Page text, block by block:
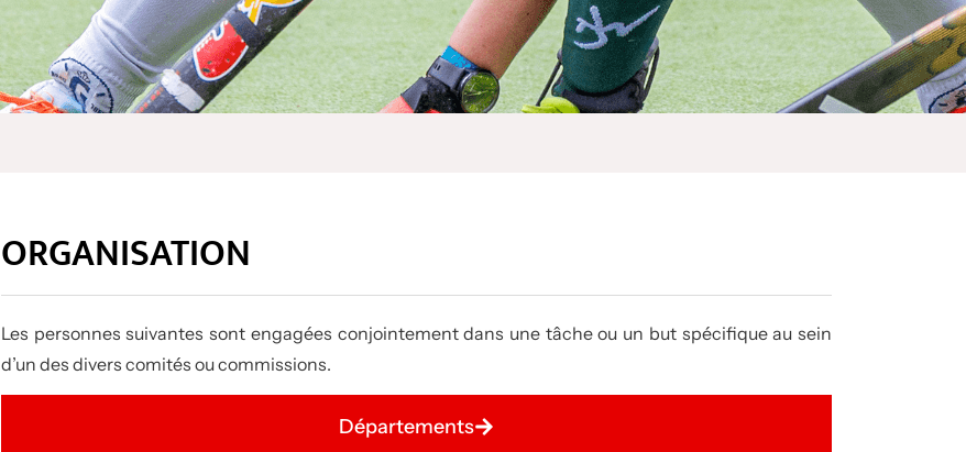
ORGANISATION
Les personnes suivantes sont engagées conjointement dans une tâche ou un but spécifique au sein
d’un des divers comités ou commissions.
Départements